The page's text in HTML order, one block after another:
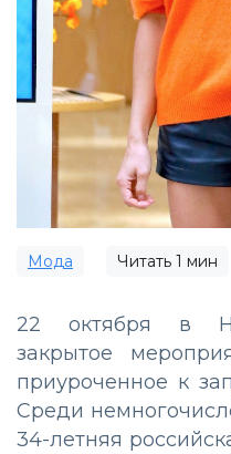
Мода Читать 1 мин
22 октября в
закрытое
приуроченное к
Среди
34-летняя